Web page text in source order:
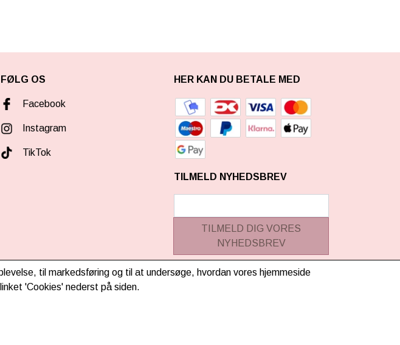
FØLG OS
Facebook
Instagram
TikTok
HER KAN DU BETALE MED
TILMELD NYHEDSBREV
TILMELD DIG VORES
NYHEDSBREV
til markedsføring og til at undersøge, hvordan vores hjemmeside
'Cookies' nederst på siden.